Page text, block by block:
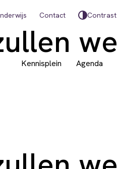
Contact Contrast
Kennisplein Agenda
we